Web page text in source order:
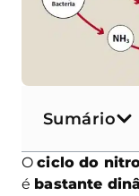
Sumário
Ociclo do
é bastante